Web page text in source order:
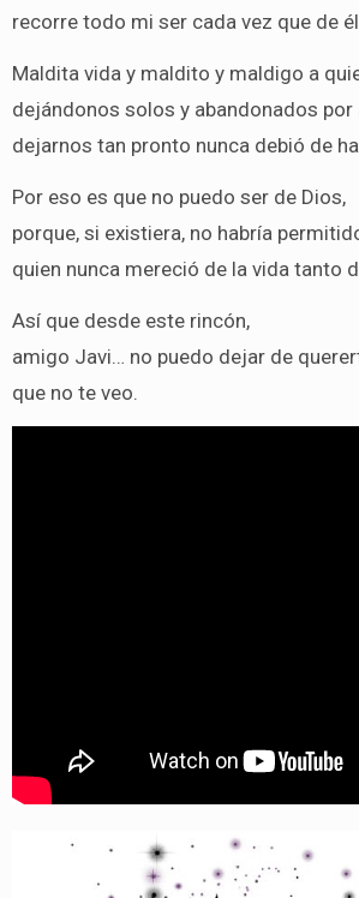
recorre todo mi ser cada vez que de
Maldita vida y maldito y maldigo a
dejándonos solos y abandonados por
dejarnos tan pronto nunca debió de
Por eso es que no puedo ser de Dios,
porque, si existiera, no habría
quien nunca mereció de la vida tanto
Así que desde este rincón,
amigo Javi… no puedo dejar de
que no te veo.